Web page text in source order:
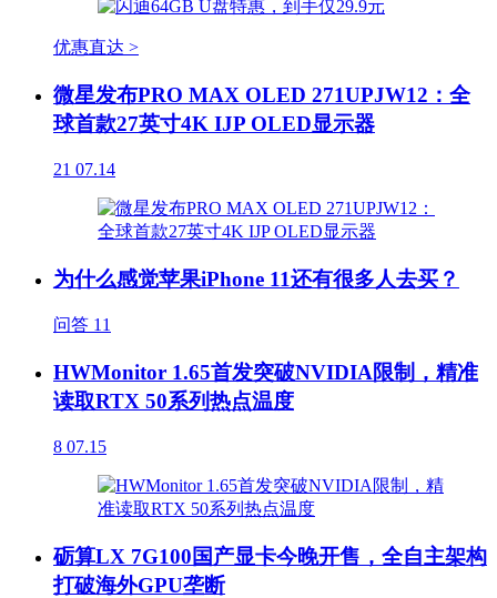
优惠直达 >
微星发布PRO MAX OLED 271UPJW12：全
球首款27英寸4K IJP OLED显示器
21 07.14
为什么感觉苹果iPhone 11还有很多人去买？
问答 11
HWMonitor 1.65首发突破NVIDIA限制，精准
读取RTX 50系列热点温度
8 07.15
砺算LX 7G100国产显卡今晚开售，全自主架构
打破海外GPU垄断